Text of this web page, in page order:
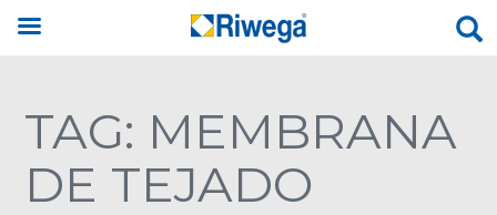
TAG: MEMBRANA
DE TEJADO